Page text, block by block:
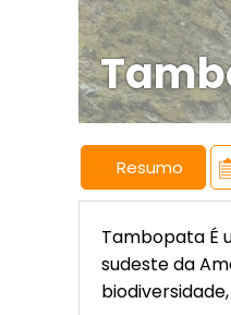
Resumo
Tambopata É
sudeste da